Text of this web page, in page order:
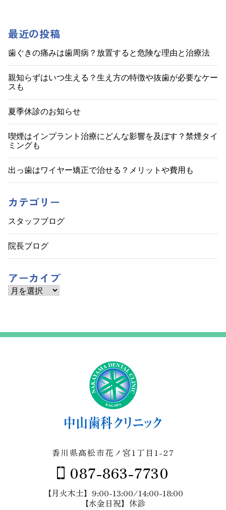
ナ
ビ
ゲ
ー
シ
ョ
ン
最近の投稿
歯ぐきの痛みは歯周病？放置すると危険な理由と治療法
親知らずはいつ生える？生え方の特徴や抜歯が必要なケー
スも
夏季休診のお知らせ
喫煙はインプラント治療にどんな影響を及ぼす？禁煙タイ
ミングも
出っ歯はワイヤー矯正で治せる？メリットや費用も
カテゴリー
スタッフブログ
院長ブログ
アーカイブ
ア
ー
香川県高松市花ノ宮1丁目1-27
087-863-7730
【月火木土】9:00-13:00/14:00-18:00
【水金日祝】休診